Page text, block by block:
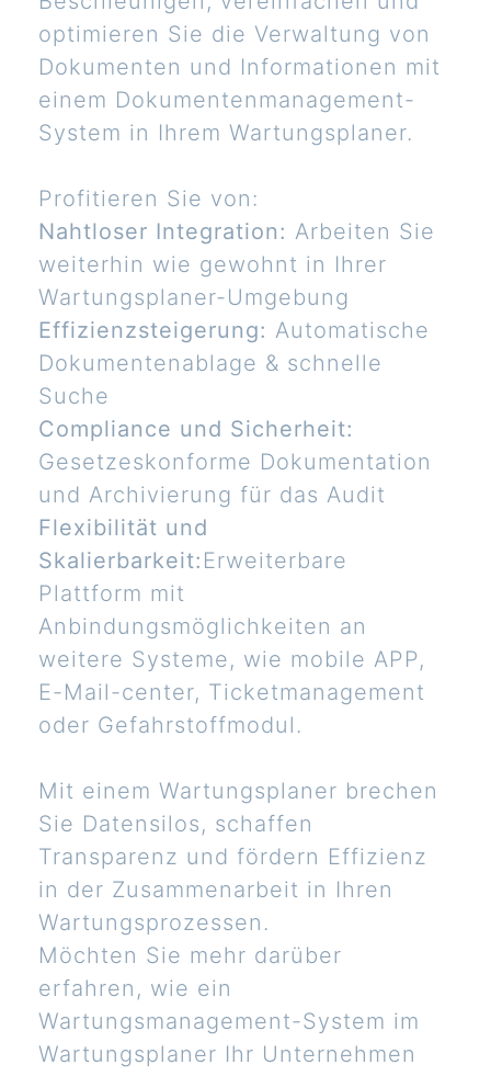
optimieren Sie die Verwaltung von
Dokumenten und Informationen mit
einem Dokumentenmanagement-
System in Ihrem Wartungsplaner.
Profitieren Sie von:
Nahtloser Integration: Arbeiten Sie
weiterhin wie gewohnt in Ihrer
Wartungsplaner-Umgebung
Effizienzsteigerung: Automatische
Dokumentenablage & schnelle
Suche
Compliance und Sicherheit:
Gesetzeskonforme Dokumentation
und Archivierung für das Audit
Flexibilität und
Skalierbarkeit: Erweiterbare
Plattform mit
Anbindungsmöglichkeiten an
weitere Systeme, wie mobile APP,
E-Mail-center, Ticketmanagement
oder Gefahrstoffmodul.
Mit einem Wartungsplaner brechen
Sie Datensilos, schaffen
Transparenz und fördern Effizienz
in der Zusammenarbeit in Ihren
Wartungsprozessen.
Möchten Sie mehr darüber
erfahren, wie ein
Wartungsmanagement-System im
Wartungsplaner Ihr Unternehmen